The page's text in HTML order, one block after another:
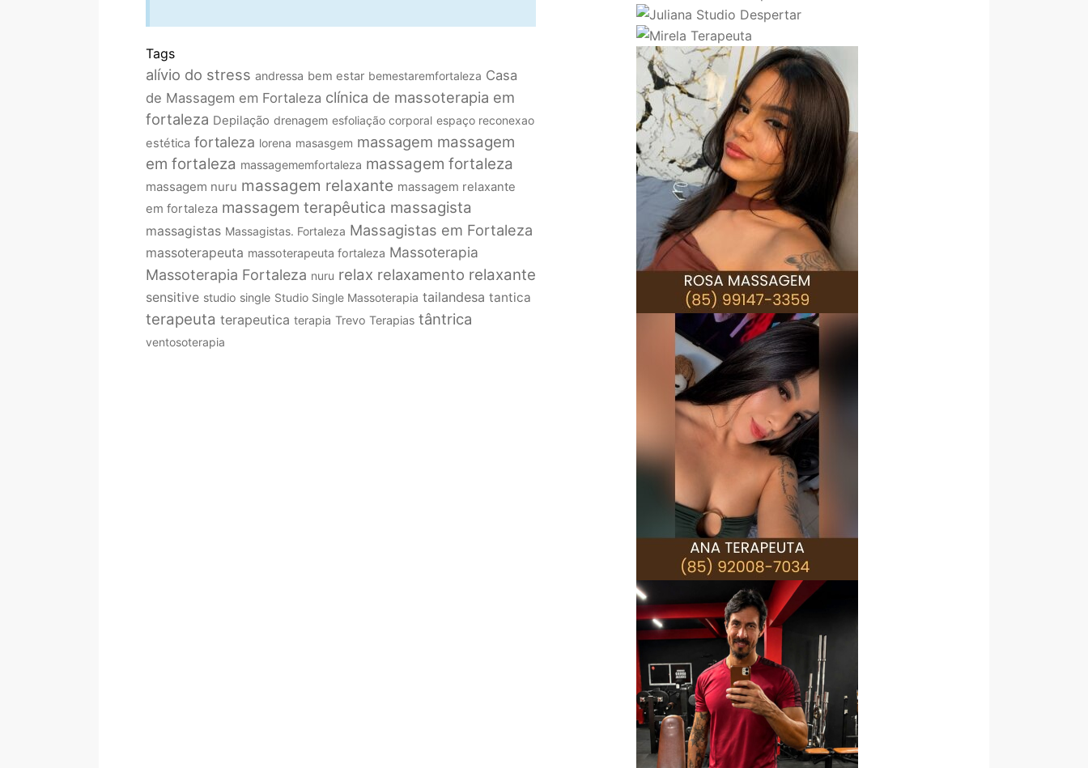
Tags
alívio do stress andressa bem estar bemestaremfortaleza Casa
de Massagem em Fortaleza clínica de massoterapia em
fortaleza Depilação drenagem esfoliação corporal espaço reconexao
estética fortaleza lorena masasgem massagem massagem
em fortaleza massagememfortaleza massagem fortaleza
massagem nuru massagem relaxante massagem relaxante
em fortaleza massagem terapêutica massagista
massagistas Massagistas. Fortaleza Massagistas em Fortaleza
massoterapeuta massoterapeuta fortaleza Massoterapia
Massoterapia Fortaleza nuru relax relaxamento relaxante
sensitive studio single Studio Single Massoterapia tailandesa tantica
terapeuta terapeutica terapia Trevo Terapias tântrica
ventosoterapia